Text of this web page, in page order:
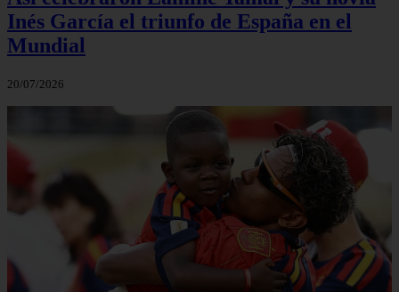
Inés García el triunfo de España en el
Mundial
20/07/2026